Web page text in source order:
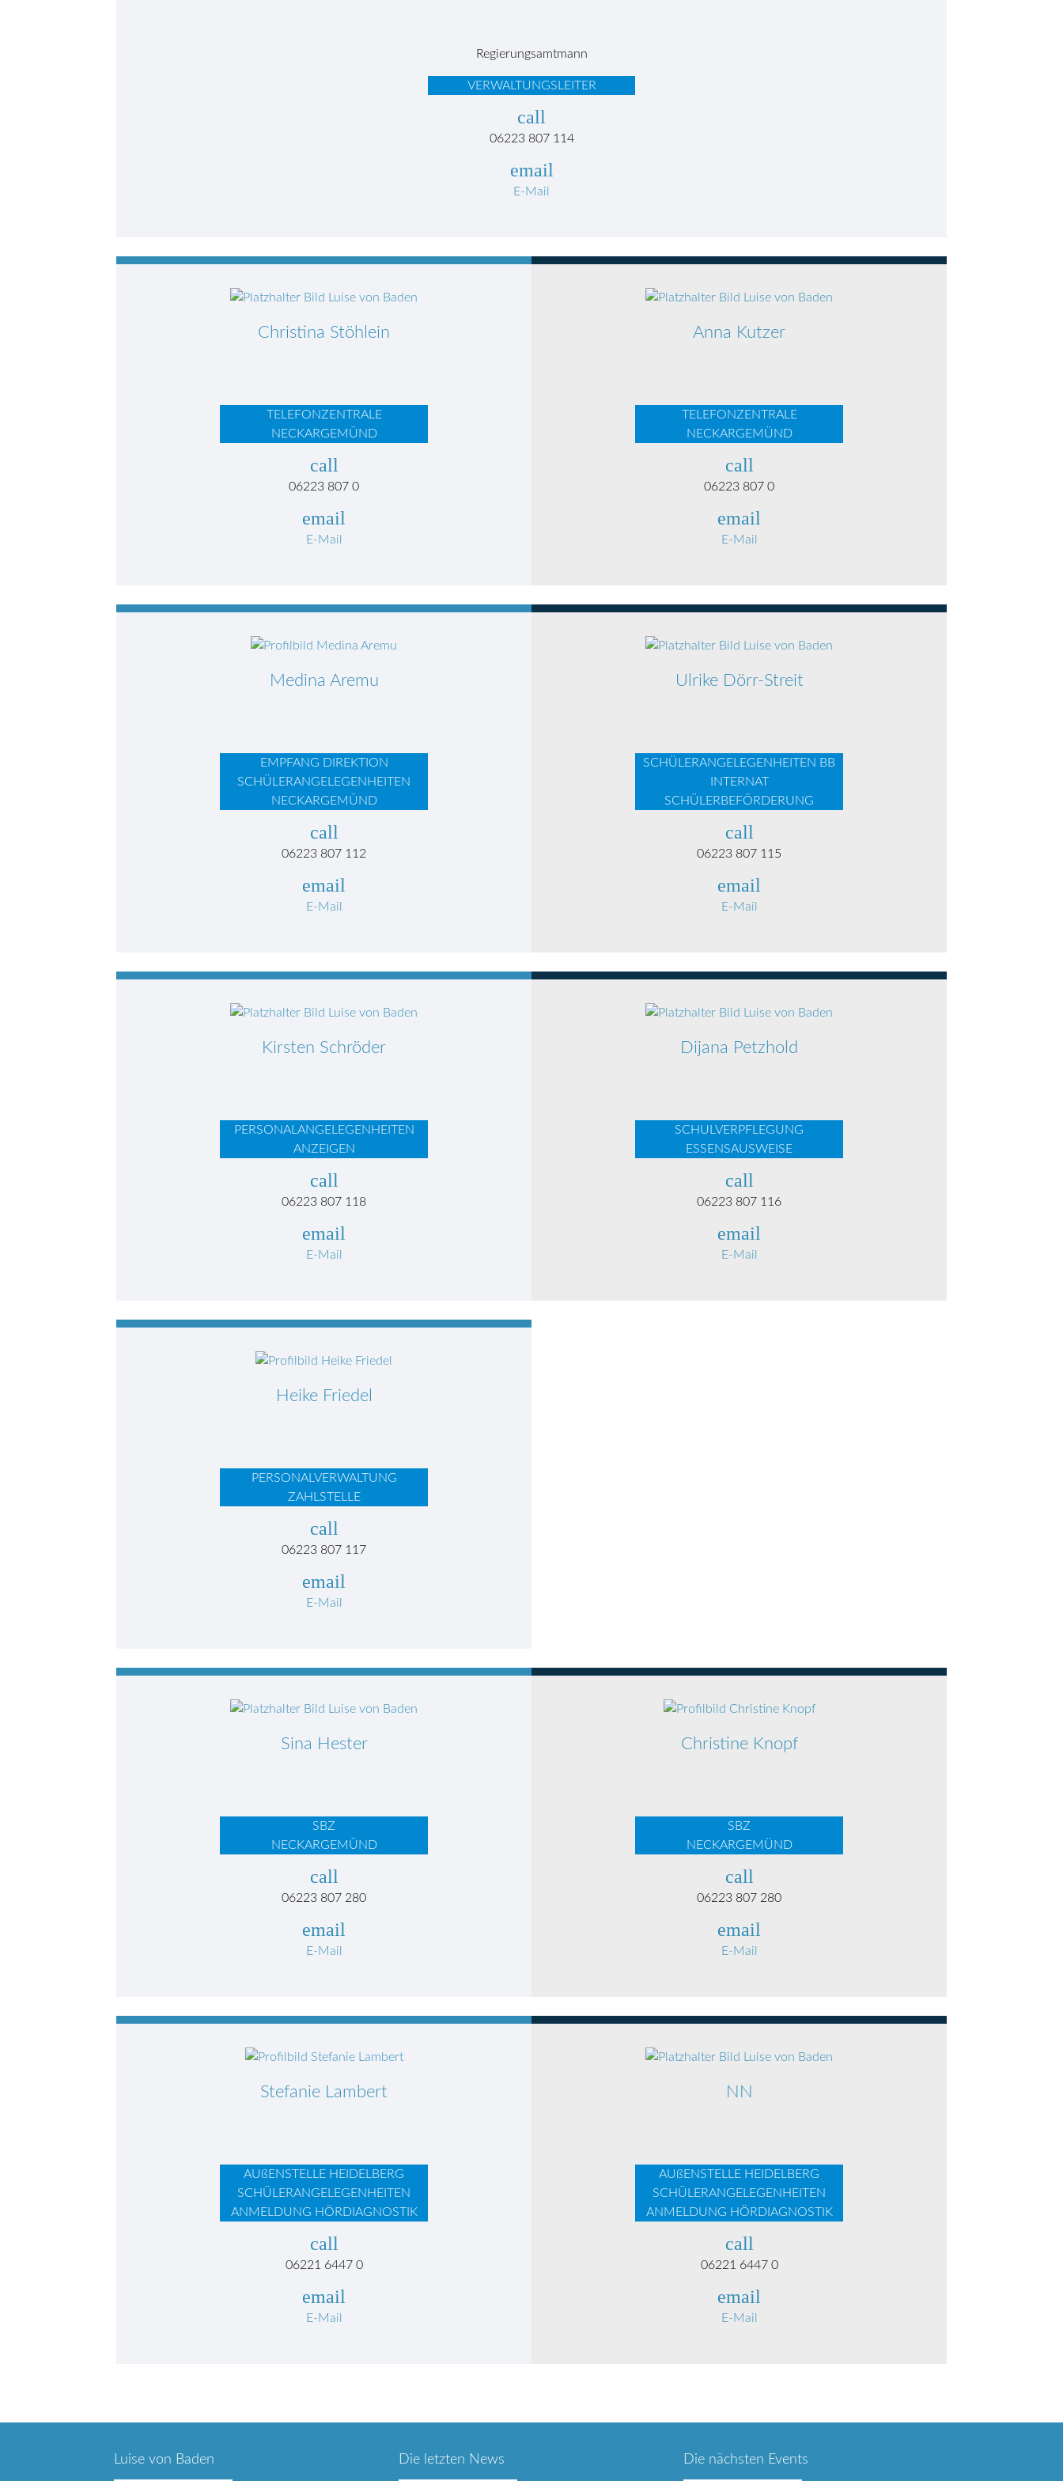
Regierungsamtmann
VERWALTUNGSLEITER
call
06223 807 114
email
E-Mail
Christina Stöhlein
TELEFONZENTRALE
NECKARGEMÜND
call
06223 807 0
email
E-Mail
Anna Kutzer
TELEFONZENTRALE
NECKARGEMÜND
call
06223 807 0
email
E-Mail
Medina Aremu
EMPFANG DIREKTION
SCHÜLERANGELEGENHEITEN
NECKARGEMÜND
call
06223 807 112
email
E-Mail
Ulrike Dörr-Streit
SCHÜLERANGELEGENHEITEN BB
INTERNAT
SCHÜLERBEFÖRDERUNG
call
06223 807 115
email
E-Mail
Kirsten Schröder
PERSONALANGELEGENHEITEN
ANZEIGEN
call
06223 807 118
email
E-Mail
Dijana Petzhold
SCHULVERPFLEGUNG
ESSENSAUSWEISE
call
06223 807 116
email
E-Mail
Heike Friedel
PERSONALVERWALTUNG
ZAHLSTELLE
call
06223 807 117
email
E-Mail
Sina Hester
SBZ
NECKARGEMÜND
call
06223 807 280
email
E-Mail
Christine Knopf
SBZ
NECKARGEMÜND
call
06223 807 280
email
E-Mail
Stefanie Lambert
AUßENSTELLE HEIDELBERG
SCHÜLERANGELEGENHEITEN
ANMELDUNG HÖRDIAGNOSTIK
call
06221 6447 0
email
E-Mail
NN
AUßENSTELLE HEIDELBERG
SCHÜLERANGELEGENHEITEN
ANMELDUNG HÖRDIAGNOSTIK
call
06221 6447 0
email
E-Mail
Luise von Baden Die letzten News Die nächsten Events